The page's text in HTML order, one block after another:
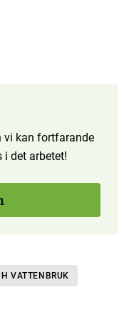
vi kan fortfarande
i det arbetet!
VATTENBRUK